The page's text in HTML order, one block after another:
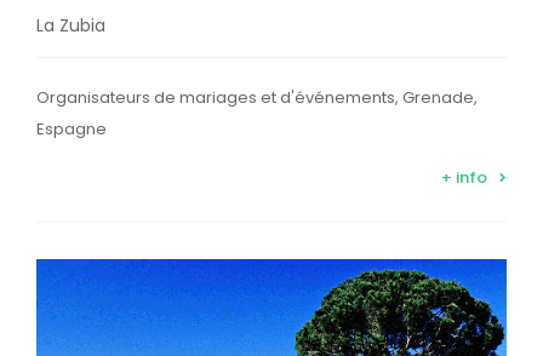
La Zubia
Organisateurs de mariages et d'événements, Grenade,
Espagne
+ info